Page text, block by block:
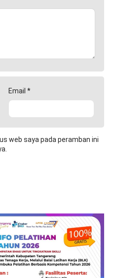
Email *
web saya pada peramban ini